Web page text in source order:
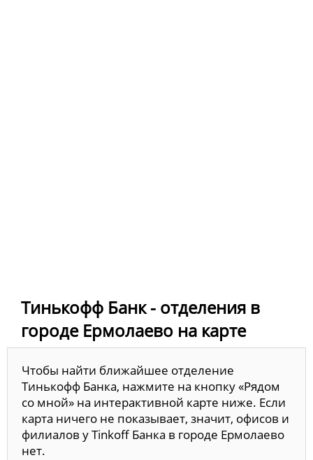
Тинькофф Банк - отделения в
городе Ермолаево на карте
Чтобы найти ближайшее отделение
Тинькофф Банка, нажмите на кнопку «Рядом
со мной» на интерактивной карте ниже. Если
карта ничего не показывает, значит, офисов и
филиалов у Tinkoff Банка в городе Ермолаево
нет.